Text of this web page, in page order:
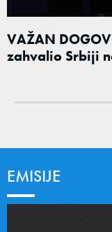
VAŽAN
zahvalio Srbiji
EMISIJE